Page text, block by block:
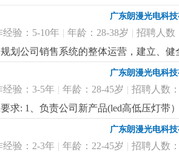
广东朗漫光电科
经验：5-10年 | 年龄：28-38岁 | 招聘人数
划公司销售系统的整体运营，建立、
中长期规划，依据公司整体销售目标年
务；3、负责销售团队管理和建设，对
科或以上学历，品行端正、要求有良
定的市场分析和客户布局等市场营销理
上同职位管理工作经验，有led线形照
位高端，应聘者需具备独特的营销理念
识之士加入。有梦想，有激情，躺平者
广东朗漫光电科
经验：3-5年 | 年龄：28-45岁 | 招聘人数
求: 1、负责公司新产品(led高低压灯
注塑成型）问题；3、负责技术资料的
研发工作经验，对led灯带产品有丰富
灯带内部结构、安装出线结构方式及相
广东朗漫光电科
经验：2-3年 | 年龄：22-45岁 | 招聘人数